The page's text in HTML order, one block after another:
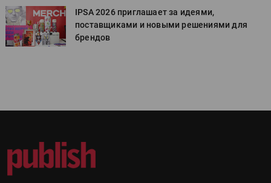
IPSA 2026 приглашает за идеями,
поставщиками и новыми решениями для
брендов